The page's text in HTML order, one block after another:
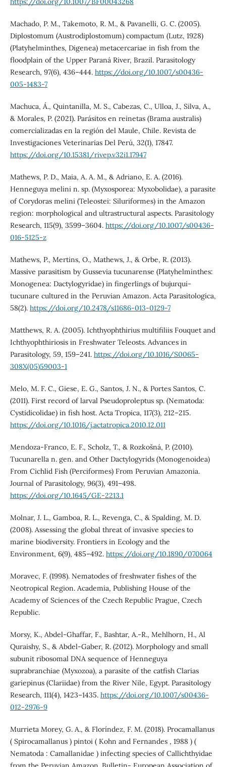
Machado, P. M., Takemoto, R. M., & Pavanelli, G. C. (2005).
Diplostomum (Austrodiplostomum) compactum (Lutz, 1928)
(Platyhelminthes, Digenea) metacercariae in fish from the
floodplain of the Upper Paraná River, Brazil. Parasitology
Research, 97(6), 436–444. https://doi.org/10.1007/s00436-
005-1483-7
Machuca, Á., Quintanilla, M. S., Cabezas, C., Ulloa, J., Silva, A.,
& Morales, P. (2021). Parásitos en reinetas (Brama australis)
comercializadas en la región del Maule, Chile. Revista de
Investigaciones Veterinarias Del Perú, 32(1), 17847.
https://doi.org/10.15381/rivep.v32i1.17947
Mathews, P. D., Maia, A. A. M., & Adriano, E. A. (2016).
Henneguya melini n. sp. (Myxosporea: Myxobolidae), a parasite
of Corydoras melini (Teleostei: Siluriformes) in the Amazon
region: morphological and ultrastructural aspects. Parasitology
Research, 115(9), 3599–3604. https://doi.org/10.1007/s00436-
016-5125-z
Mathews, P., Mertins, O., Mathews, J., & Orbe, R. (2013).
Massive parasitism by Gussevia tucunarense (Platyhelminthes:
Monogenea: Dactylogyridae) in fingerlings of bujurqui-
tucunare cultured in the Peruvian Amazon. Acta Parasitologica,
58(2). https://doi.org/10.2478/s11686-013-0129-7
Matthews, R. A. (2005). Ichthyophthirius multifiliis Fouquet and
Ichthyophthiriosis in Freshwater Teleosts. Advances in
Parasitology, 59, 159–241. https://doi.org/10.1016/S0065-
308X(05)59003-1
Melo, M. F. C., Giese, E. G., Santos, J. N., & Portes Santos, C.
(2011). First record of larval Pseudoproleptus sp. (Nematoda:
Cystidicolidae) in fish host. Acta Tropica, 117(3), 212–215.
https://doi.org/10.1016/j.actatropica.2010.12.011
Mendoza-Franco, E. F., Scholz, T., & Rozkošná, P. (2010).
Tucunarella n. gen. and Other Dactylogyrids (Monogenoidea)
From Cichlid Fish (Perciformes) From Peruvian Amazonia.
Journal of Parasitology, 96(3), 491–498.
https://doi.org/10.1645/GE-2213.1
Molnar, J. L., Gamboa, R. L., Revenga, C., & Spalding, M. D.
(2008). Assessing the global threat of invasive species to
marine biodiversity. Frontiers in Ecology and the
Environment, 6(9), 485–492. https://doi.org/10.1890/070064
Moravec, F. (1998). Nematodes of freshwater fishes of the
Neotropical Region. Academia, Publishing House of the
Academy of Sciences of the Czech Republic Prague, Czech
Republic.
Morsy, K., Abdel-Ghaffar, F., Bashtar, A.-R., Mehlhorn, H., Al
Quraishy, S., & Abdel-Gaber, R. (2012). Morphology and small
subunit ribosomal DNA sequence of Henneguya
suprabranchiae (Myxozoa), a parasite of the catfish Clarias
gariepinus (Clariidae) from the River Nile, Egypt. Parasitology
Research, 111(4), 1423–1435. https://doi.org/10.1007/s00436-
012-2976-9
Murrieta Morey, G. A., & Floríndez, F. M. (2018). Procamallanus
( Spirocamallanus ) pintoi ( Kohn and Fernandes , 1988 ) (
Nematoda : Camallanidae ) infecting species of Callichthyidae